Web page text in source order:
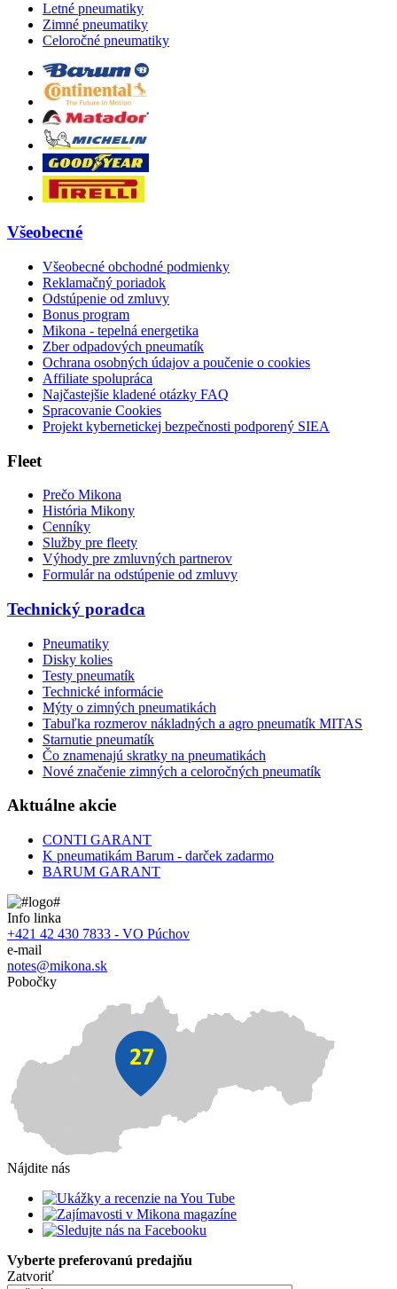
Letné pneumatiky
Zimné pneumatiky
Celoročné pneumatiky
Všeobecné
Všeobecné obchodné podmienky
Reklamačný poriadok
Odstúpenie od zmluvy
Bonus program
Mikona - tepelná energetika
Zber odpadových pneumatík
Ochrana osobných údajov a poučenie o cookies
Affiliate spolupráca
Najčastejšie kladené otázky FAQ
Spracovanie Cookies
Projekt kybernetickej bezpečnosti podporený SIEA
Fleet
Prečo Mikona
História Mikony
Cenníky
Služby pre fleety
Výhody pre zmluvných partnerov
Formulár na odstúpenie od zmluvy
Technický poradca
Pneumatiky
Disky kolies
Testy pneumatík
Technické informácie
Mýty o zimných pneumatikách
Tabuľka rozmerov nákladných a agro pneumatík MITAS
Starnutie pneumatík
Čo znamenajú skratky na pneumatikách
Nové značenie zimných a celoročných pneumatík
Aktuálne akcie
CONTI GARANT
K pneumatikám Barum - darček zadarmo
BARUM GARANT
Info linka
+421 42 430 7833 - VO Púchov
e-mail
notes@mikona.sk
Pobočky
Nájdite nás
Vyberte preferovanú predajňu
Zatvoriť